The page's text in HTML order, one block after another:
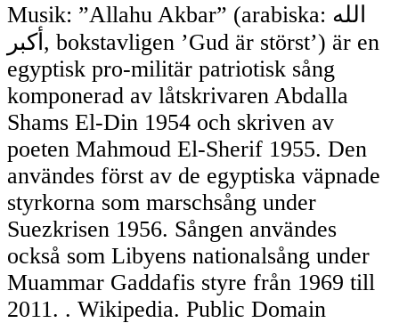
Musik: ”Allahu Akbar” (arabiska: الله
أكبر, bokstavligen ’Gud är störst’) är en
egyptisk pro-militär patriotisk sång
komponerad av låtskrivaren Abdalla
Shams El-Din 1954 och skriven av
poeten Mahmoud El-Sherif 1955. Den
användes först av de egyptiska väpnade
styrkorna som marschsång under
Suezkrisen 1956. Sången användes
också som Libyens nationalsång under
Muammar Gaddafis styre från 1969 till
2011. . Wikipedia. Public Domain